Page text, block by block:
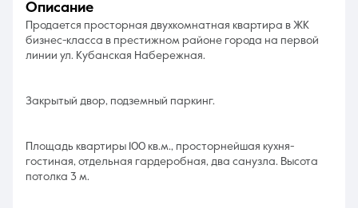
описание
Продается просторная двухкомнатная квартира в ЖК
бизнес-класса в престижном районе города на первой
линии ул. Кубанская Набережная.
Закрытый двор, подземный паркинг.
Площадь квартиры 100 кв.м., просторнейшая кухня-
гостиная, отдельная гардеробная, два санузла. Высота
потолка 3 м.